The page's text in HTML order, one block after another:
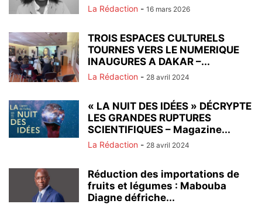
La Rédaction - 16 mars 2026
TROIS ESPACES CULTURELS
TOURNES VERS LE NUMERIQUE
INAUGURES A DAKAR –...
La Rédaction - 28 avril 2024
« LA NUIT DES IDÉES » DÉCRYPTE
LES GRANDES RUPTURES
SCIENTIFIQUES – Magazine...
La Rédaction - 28 avril 2024
Réduction des importations de
fruits et légumes : Mabouba
Diagne défriche...